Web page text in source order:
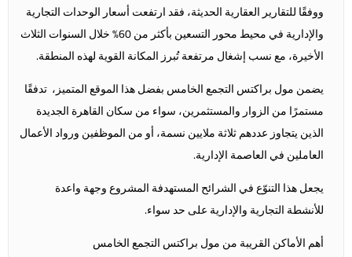
ووفقًا للتقارير العقارية الحديثة، فقد ارتفعت أسعار الوحدات التجارية
والإدارية في محيط محور التسعين بأكثر من 60% خلال السنوات الثلاث
الأخيرة، مع نسب إشغال مرتفعة تُبرز المكانة القوية لهذه المنطقة.
يضمن مول براكتس التجمع الخامس بفضل هذا الموقع المتميز، تدفقًا
مستمرًا من الزوار والمستثمرين، سواء من سكان القاهرة الجديدة
الذين يتجاوز عددهم ثلاثة ملايين نسمة، أو من الموظفين ورواد الأعمال
العاملين في العاصمة الإدارية.
يجعل هذا التنوّع في الشرائح المستهدفة المشروع وجهة واعدة
للأنشطة التجارية والإدارية على حد سواء.
أهم الأماكن القريبة من مول براكتس التجمع الخامس